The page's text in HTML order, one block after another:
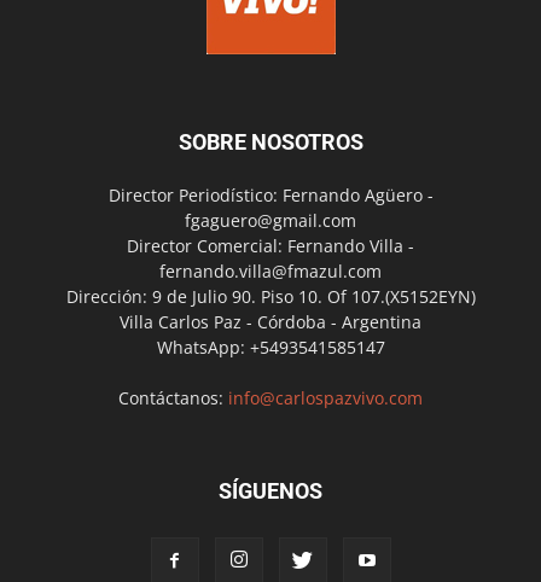
SOBRE NOSOTROS
Director Periodístico: Fernando Agüero -
fgaguero@gmail.com
Director Comercial: Fernando Villa -
fernando.villa@fmazul.com
Dirección: 9 de Julio 90. Piso 10. Of 107.(X5152EYN)
Villa Carlos Paz - Córdoba - Argentina
WhatsApp: +5493541585147
Contáctanos: info@carlospazvivo.com
SÍGUENOS